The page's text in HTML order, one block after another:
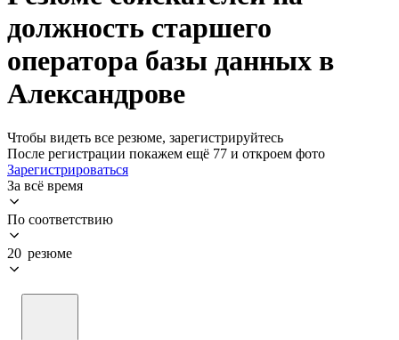
должность старшего
оператора базы данных в
Александрове
Чтобы видеть все резюме, зарегистрируйтесь
После регистрации покажем ещё 77 и откроем фото
Зарегистрироваться
За всё время
По соответствию
20 резюме